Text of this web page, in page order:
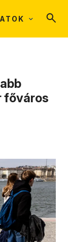
főváros